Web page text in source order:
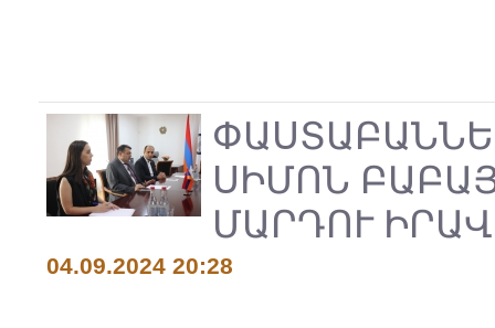
ՍԻՄՈՆ
ՄԱՐԴՈՒ
04.09.2024 20:28